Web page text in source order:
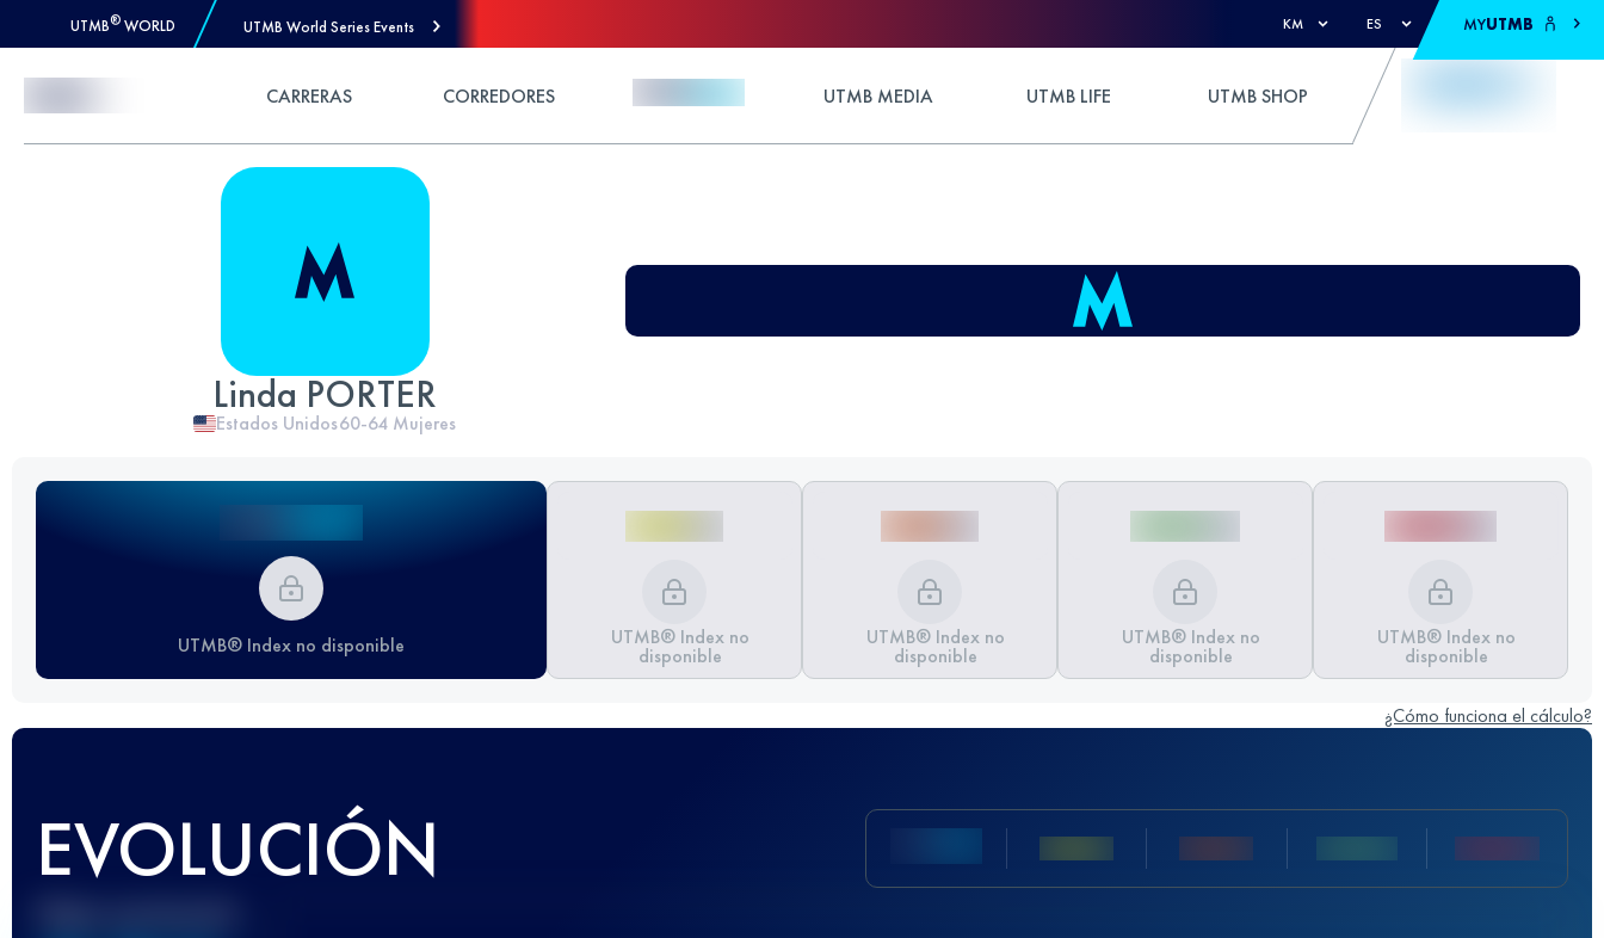
UTMB® WORLD UTMB World Series Events KM ES MYUTMB
CARRERAS CORREDORES UTMB MEDIA UTMB LIFE UTMB SHOP
Linda PORTER
Estados Unidos60-64 Mujeres
UTMB® Index no disponible UTMB® Index no
disponible
UTMB® Index no
disponible
UTMB® Index no
disponible
UTMB® Index no
disponible
¿Cómo funciona el cálculo?
EVOLUCIÓN